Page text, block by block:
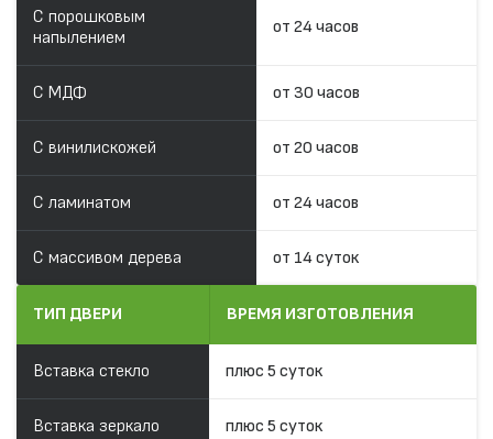
С порошковым
напылением
от 24 часов
С МДФ от 30 часов
С винилискожей от 20 часов
С ламинатом от 24 часов
С массивом дерева от 14 суток
ТИП ДВЕРИ ВРЕМЯ ИЗГОТОВЛЕНИЯ
Вставка стекло плюс 5 суток
Вставка зеркало плюс 5 суток